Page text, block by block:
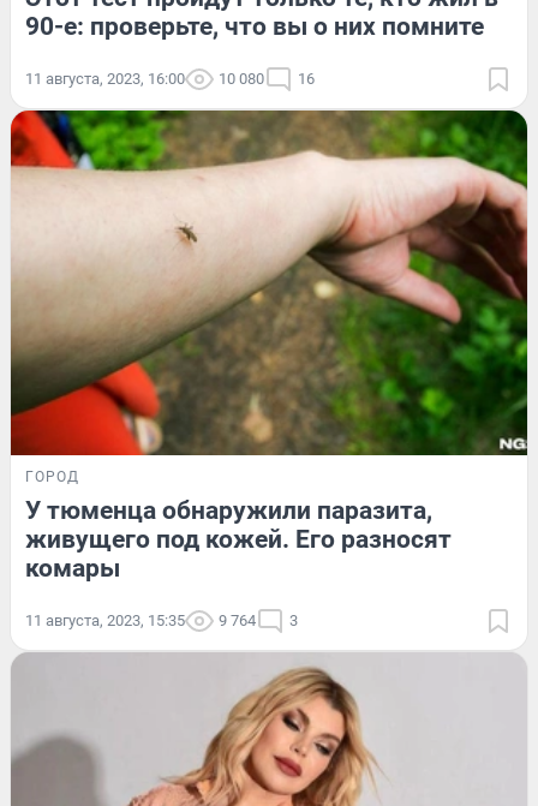
90-е: проверьте, что вы о них помните
11 августа, 2023, 16:00 10 080 16
ГОРОД
У тюменца обнаружили паразита,
живущего под кожей. Его разносят
комары
11 августа, 2023, 15:35 9 764 3